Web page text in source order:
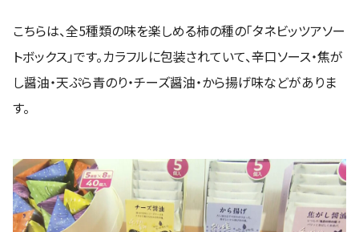
こちらは、全5種類の味を楽しめる柿の種の「タネビッツアソー
トボックス」です。カラフルに包装されていて、辛口ソース・焦が
し醤油・天ぷら青のり・チーズ醤油・から揚げ味などがありま
す。